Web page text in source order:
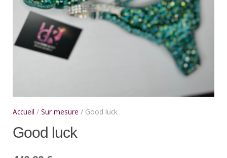
Accueil / Sur mesure / Good luck
Good luck